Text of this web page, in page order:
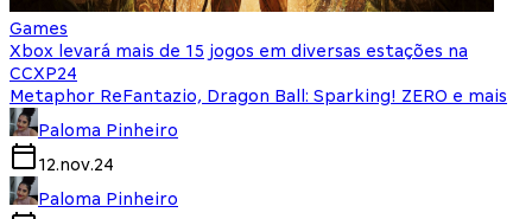
Games
Xbox levará mais de 15 jogos em diversas estações na
CCXP24
Metaphor ReFantazio, Dragon Ball: Sparking! ZERO e mais
Paloma Pinheiro
12.nov.24
Paloma Pinheiro